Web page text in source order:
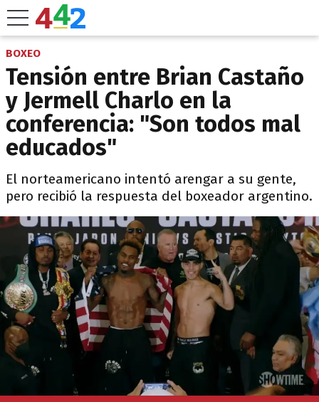
BOXEO
Tensión entre Brian Castaño
y Jermell Charlo en la
conferencia: "Son todos mal
educados"
El norteamericano intentó arengar a su gente,
pero recibió la respuesta del boxeador argentino.